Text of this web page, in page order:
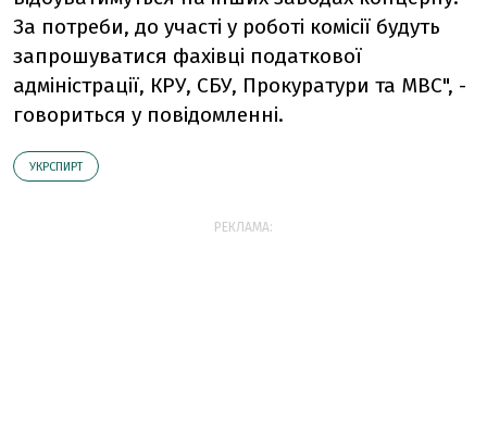
За потреби, до участі у роботі комісії будуть
запрошуватися фахівці податкової
адміністрації, КРУ, СБУ, Прокуратури та МВС", -
говориться у повідомленні.
УКРСПИРТ
РЕКЛАМА: